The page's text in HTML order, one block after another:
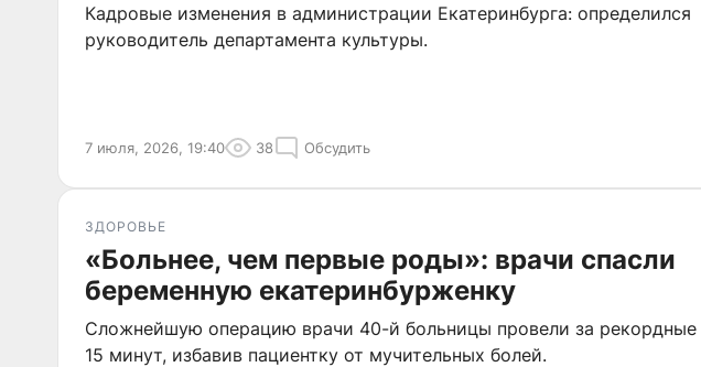
Кадровые изменения в администрации Екатеринбурга: определился
руководитель департамента культуры.
7 июля, 2026, 19:40 38 Обсудить
ЗДОРОВЬЕ
«Больнее, чем первые роды»: врачи спасли
беременную екатеринбурженку
Сложнейшую операцию врачи 40-й больницы провели за рекордные
15 минут, избавив пациентку от мучительных болей.